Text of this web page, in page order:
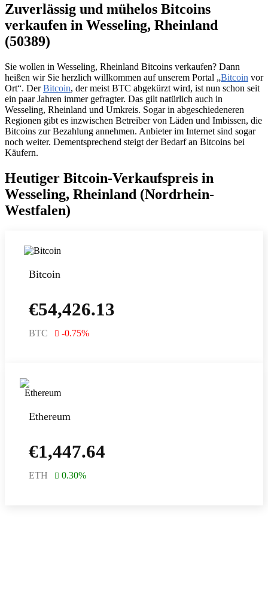
Zuverlässig und mühelos Bitcoins
verkaufen in Wesseling, Rheinland
(50389)
Sie wollen in Wesseling, Rheinland Bitcoins verkaufen? Dann
heißen wir Sie herzlich willkommen auf unserem Portal „Bitcoin vor
Ort“. DerBitcoin, der meist BTC abgekürzt wird, ist nun schon seit
ein paar Jahren immer gefragter. Das gilt natürlich auch in
Wesseling, Rheinland und Umkreis. Sogar in abgeschiedeneren
Regionen gibt es inzwischen Betreiber von Läden und Imbissen, die
Bitcoins zur Bezahlung annehmen. Anbieter im Internet sind sogar
noch weiter. Dementsprechend steigt der Bedarf an Bitcoins bei
Käufern.
Heutiger Bitcoin-Verkaufspreis in
Wesseling, Rheinland (Nordrhein-
Westfalen)
Bitcoin
€54,426.13
BTC -0.75%
Ethereum
€1,447.64
ETH 0.30%